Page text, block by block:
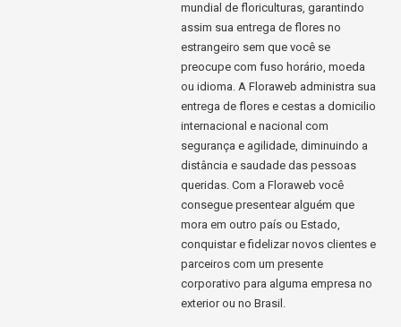
mundial de floriculturas, garantindo
assim sua entrega de flores no
estrangeiro sem que você se
preocupe com fuso horário, moeda
ou idioma. A Floraweb administra sua
entrega de flores e cestas a domicilio
internacional e nacional com
segurança e agilidade, diminuindo a
distância e saudade das pessoas
queridas. Com a Floraweb você
consegue presentear alguém que
mora em outro país ou Estado,
conquistar e fidelizar novos clientes e
parceiros com um presente
corporativo para alguma empresa no
exterior ou no Brasil.